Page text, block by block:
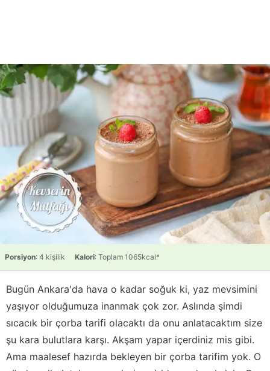
Porsiyon: 4 kişilik Kalori: Toplam 1065kcal*
Bugün Ankara'da hava o kadar soğuk ki, yaz mevsimini
yaşıyor olduğumuza inanmak çok zor. Aslında şimdi
sıcacık bir çorba tarifi olacaktı da onu anlatacaktım size
şu kara bulutlara karşı. Akşam yapar içerdiniz mis gibi.
Ama maalesef hazırda bekleyen bir çorba tarifim yok. O